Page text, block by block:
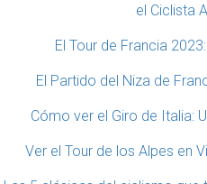
el Ciclista
El Tour de Francia
El Partido del Niza de
Cómo ver el Giro de Italia:
Ver el Tour de los Alpes en